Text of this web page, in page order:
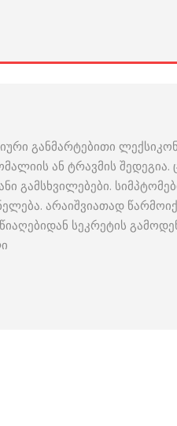
განმარტებითი
ან ტრავმის შედეგია.
გამსხვილებები.
არაიშვიათად
სეკრეტის